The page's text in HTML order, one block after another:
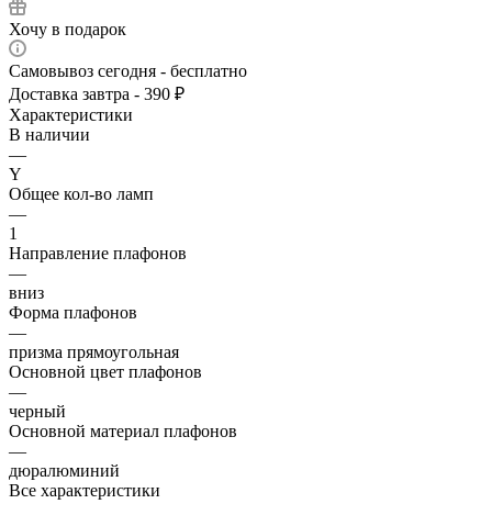
Хочу в подарок
Самовывоз сегодня - бесплатно
Доставка завтра - 390 ₽
Характеристики
В наличии
—
Y
Общее кол-во ламп
—
1
Направление плафонов
—
вниз
Форма плафонов
—
призма прямоугольная
Основной цвет плафонов
—
черный
Основной материал плафонов
—
дюралюминий
Все характеристики